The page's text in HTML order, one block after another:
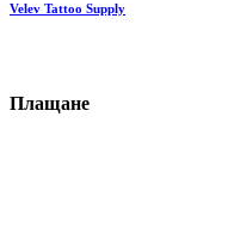
Velev Tattoo Supply
Плащане